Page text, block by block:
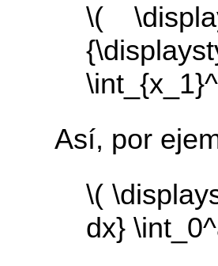
\(
Así, por
\(
dx}